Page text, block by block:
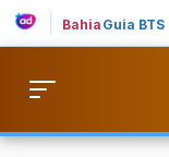
Bahia Guia BTS